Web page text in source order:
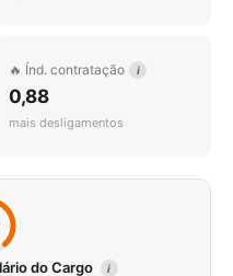
🔥 Índ. contratação i
0,88
mais desligamentos
do Cargo i